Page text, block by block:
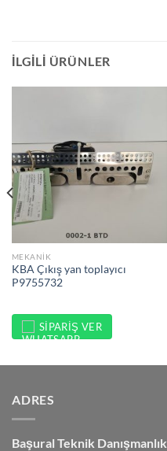
İLGILI ÜRÜNLER
MEKANIK
KBA Çıkış yan toplayıcı
P9755732
SIPARIŞ VER
ADRES
Başural Teknik Danışmanlık